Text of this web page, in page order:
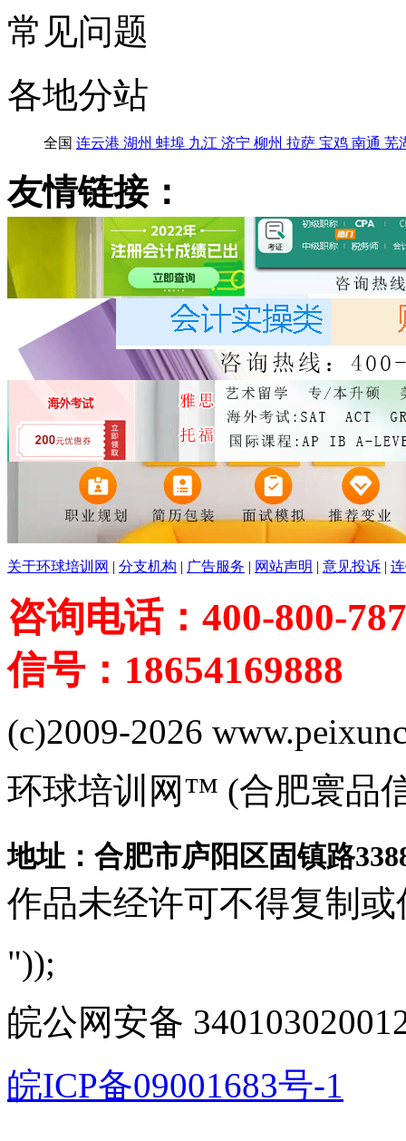
常见问题
各地分站
全国 连云港 湖州 蚌埠 九江 济宁 柳州 拉萨 宝鸡 南通 芜
友情链接：
关于环球培训网 | 分支机构 | 广告服务 | 网站声明 | 意见投诉 |
咨询电话：400-800-
信号：18654169888
(c)2009-2026
环球培训网™ (合肥寰品
地址：合肥市庐阳区固镇路
作品未经许可不得复制或
"));
皖公网安备
皖ICP备09001683号-1